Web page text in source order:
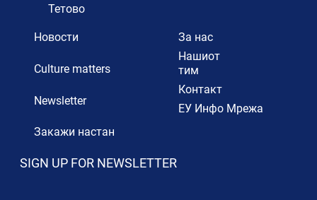
Тетово
Новости
Culture matters
Newsletter
Закажи настан
За нас
Нашиот
тим
Контакт
ЕУ Инфо Мрежа
SIGN UP FOR NEWSLETTER